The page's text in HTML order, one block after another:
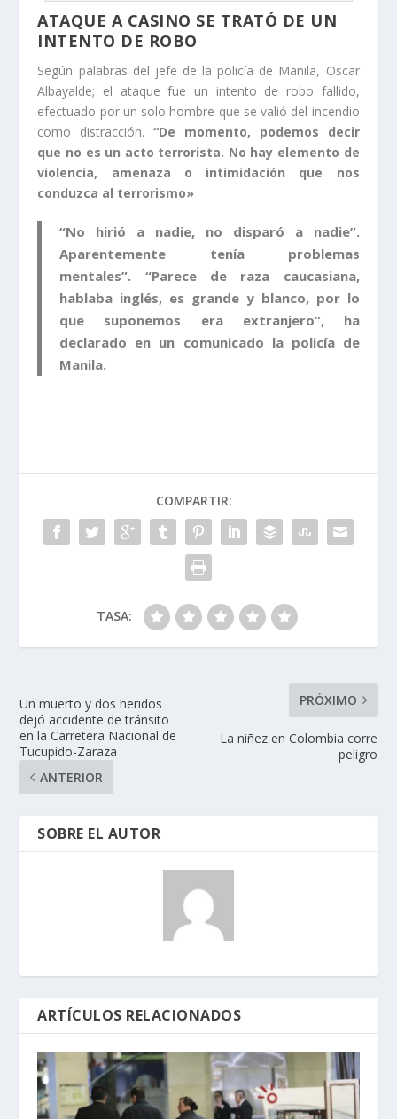
ATAQUE A CASINO SE TRATÓ DE UN
INTENTO DE ROBO
Según palabras del jefe de la policía de Manila, Oscar
Albayalde; el ataque fue un intento de robo fallido,
efectuado por un solo hombre que se valió del incendio
como distracción.“De momento, podemos decir
que no es un acto terrorista. No hay elemento de
violencia, amenaza o intimidación que nos
conduzca al terrorismo»
“No hirió a nadie, no disparó a nadie”.
Aparentemente tenía problemas
mentales”. “Parece de raza caucasiana,
hablaba inglés, es grande y blanco, por lo
que suponemos era extranjero”, ha
declarado en un comunicado la policía de
Manila.
COMPARTIR:
TASA:
Un muerto y dos heridos
dejó accidente de tránsito
en la Carretera Nacional de
Tucupido-Zaraza
ANTERIOR
PRÓXIMO
La niñez en Colombia corre
peligro
SOBRE EL AUTOR
ARTÍCULOS RELACIONADOS